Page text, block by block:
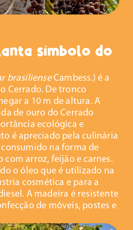
símbolo do
brasilienseCambess.) é a
Cerrado. De tronco
a 10 m de altura. A
de ouro do Cerrado
ecológica e
é apreciado pela culinária
na forma de
com arroz, feijão e carnes.
o óleo que é utilizado na
cosmética e para a
A madeira é resistente
de móveis, postes e